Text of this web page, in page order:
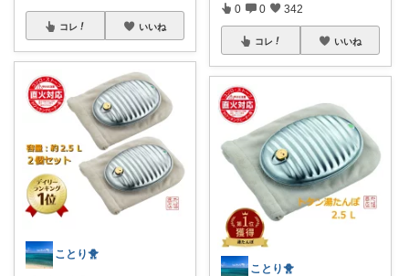
コレ いいね
ことり🐥
0 0 342
コレ いいね
ことり🐥